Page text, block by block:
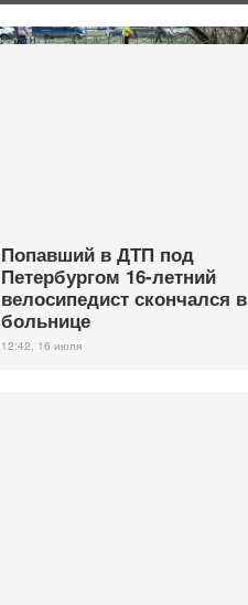
Попавший в ДТП под
Петербургом 16-летний
велосипедист скончался в
больнице
12:42, 16 июля